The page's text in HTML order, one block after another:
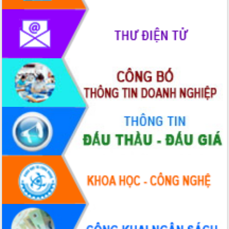
Rà soát, hoàn thiện hệ thống thiết chế
văn hóa, thể thao đáp ứng yêu cầu
phát triển mới
Thường trực HĐND tỉnh Đắk Lắk gặp
mặt Đoàn chuyên gia y tế TP. Hồ Chí
Minh
Lễ truy điệu và an táng hài cốt liệt sĩ
tại Nghĩa trang Liệt sĩ xã Sơn Hòa
Bàn giải pháp tháo gỡ khó khăn trong
xuất khẩu sầu riêng và triển khai quy
định EUDR
Thứ trưởng Bộ Nông nghiệp và Môi
trường Nguyễn Hoàng Hiệp khảo sát
vùng trồng và doanh nghiệp đóng gói
sầu riêng tại Đắk Lắk
Trình diễn nghệ thuật chế biến các
món ăn từ sầu riêng
Đắk Lắk công bố Quy hoạch và xúc
tiến đầu tư tỉnh
Ngành cá ngừ Đắk Lắk chủ động thích